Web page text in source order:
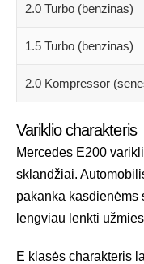
2.0 Turbo (benzinas)
1.5 Turbo (benzinas)
2.0 Kompressor
Variklio charakteris
Mercedes E200
sklandžiai.
pakanka kasdienėms
lengviau lenkti
E klasės charakteris